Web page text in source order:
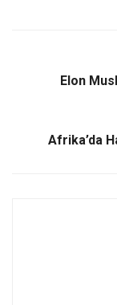
Elon
Afrika’da